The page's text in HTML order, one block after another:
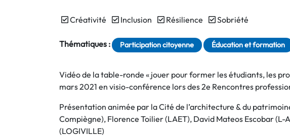
Créativité Inclusion Résilience Sobriété
Thématiques : Participation citoyenne Éducation et formation
Vidéo de la table-ronde « jouer pour former les étudiants, les
mars 2021 en visio-conférence lors des 2e Rencontres
Présentation animée par la Cité de l’architecture & du
Compiègne), Florence Toilier (LAET), David Mateos Escobar
(LOGIVILLE)